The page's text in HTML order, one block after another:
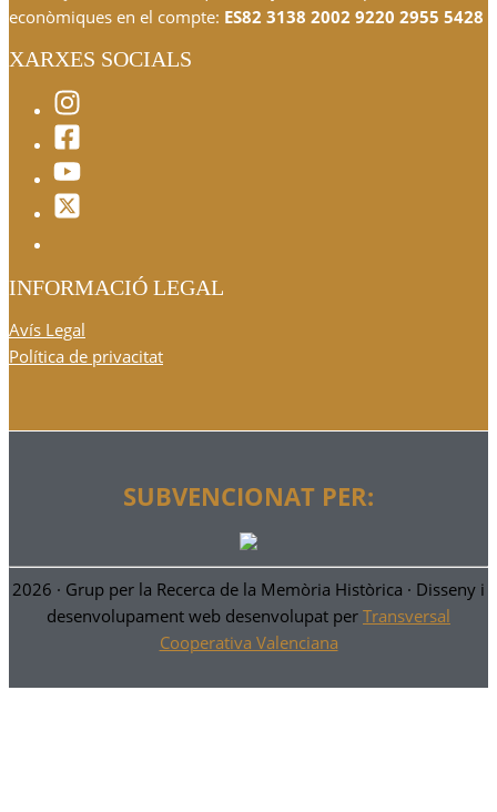
econòmiques en el compte: ES82 3138 2002 9220 2955 5428
XARXES SOCIALS
INFORMACIÓ LEGAL
Avís Legal
Política de privacitat
SUBVENCIONAT PER:
2026 · Grup per la Recerca de la Memòria Històrica · Disseny i
desenvolupament web desenvolupat per Transversal
Cooperativa Valenciana